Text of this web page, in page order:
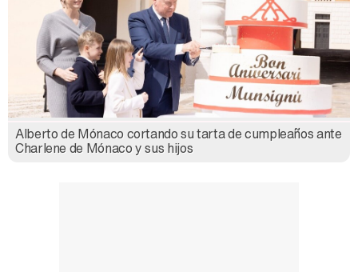
Alberto de Mónaco cortando su tarta de cumpleaños ante
Charlene de Mónaco y sus hijos